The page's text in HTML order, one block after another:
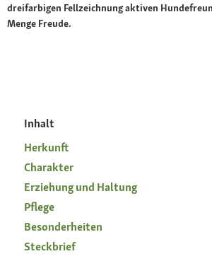
dreifarbigen Fellzeichnung aktiven
Menge Freude.
Inhalt
Herkunft
Charakter
Erziehung und Haltung
Pflege
Besonderheiten
Steckbrief